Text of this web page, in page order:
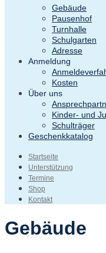
Gebäude
Pausenhof
Turnhalle
Schulgarten
Adresse
Anmeldung
Kosten
Über uns
Kinder- und
Schulträger
Geschenkkatalog
Startseite
Unterstützung
Termine
Shop
Kontakt
Gebäude